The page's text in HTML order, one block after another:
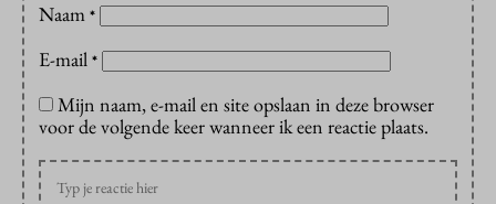
Naam *
E-mail *
Mijn naam, e-mail en site opslaan in deze browser
voor de volgende keer wanneer ik een reactie plaats.